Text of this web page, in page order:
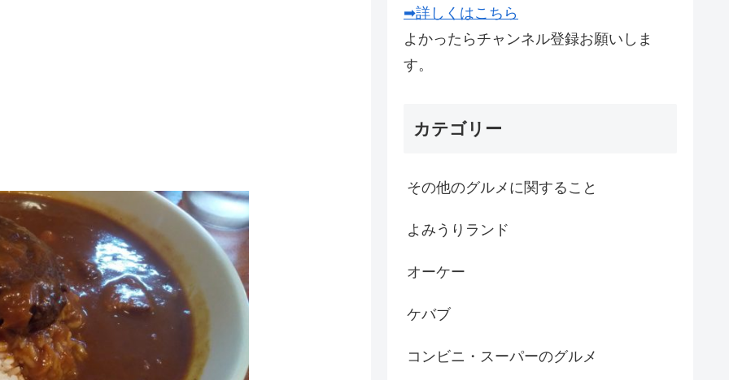
➡詳しくはこちら
よかったらチャンネル登録お願いしま
す。
カテゴリー
その他のグルメに関すること
よみうりランド
オーケー
ケバブ
コンビニ・スーパーのグルメ